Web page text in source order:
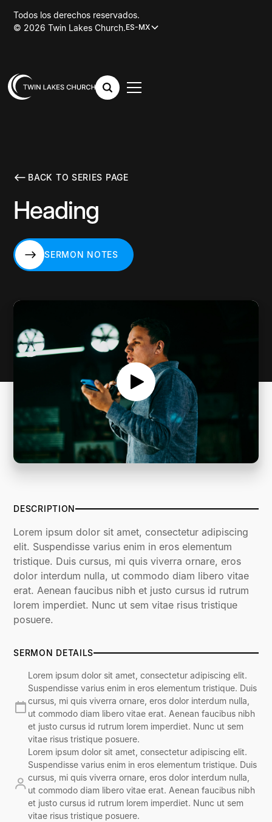
© 2026 Twin Lakes Church.ES-MX
Todos los derechos reservados.
BACK TO SERIES PAGE
Heading
SERMON NOTES
DESCRIPTION
Lorem ipsum dolor sit amet, consectetur adipiscing
elit. Suspendisse varius enim in eros elementum
tristique. Duis cursus, mi quis viverra ornare, eros
dolor interdum nulla, ut commodo diam libero vitae
erat. Aenean faucibus nibh et justo cursus id rutrum
lorem imperdiet. Nunc ut sem vitae risus tristique
posuere.
SERMON DETAILS
Lorem ipsum dolor sit amet, consectetur adipiscing elit.
Suspendisse varius enim in eros elementum tristique. Duis
cursus, mi quis viverra ornare, eros dolor interdum nulla,
ut commodo diam libero vitae erat. Aenean faucibus nibh
et justo cursus id rutrum lorem imperdiet. Nunc ut sem
vitae risus tristique posuere.
Lorem ipsum dolor sit amet, consectetur adipiscing elit.
Suspendisse varius enim in eros elementum tristique. Duis
cursus, mi quis viverra ornare, eros dolor interdum nulla,
ut commodo diam libero vitae erat. Aenean faucibus nibh
et justo cursus id rutrum lorem imperdiet. Nunc ut sem
vitae risus tristique posuere.